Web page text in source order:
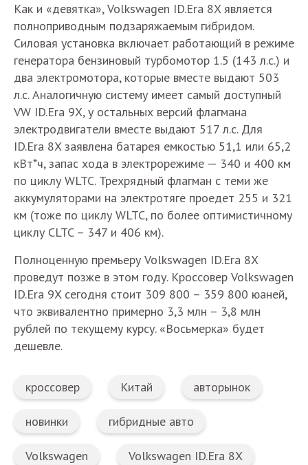
Как и «девятка», Volkswagen ID.Era 8X является
полноприводным подзаряжаемым гибридом.
Силовая установка включает работающий в режиме
генератора бензиновый турбомотор 1.5 (143 л.с.) и
два электромотора, которые вместе выдают 503
л.с. Аналогичную систему имеет самый доступный
VW ID.Era 9X, у остальных версий флагмана
электродвигатели вместе выдают 517 л.с. Для
ID.Era 8X заявлена батарея емкостью 51,1 или 65,2
кВт*ч, запас хода в электрорежиме — 340 и 400 км
по циклу WLTC. Трехрядный флагман с теми же
аккумуляторами на электротяге проедет 255 и 321
км (тоже по циклу WLTC, по более оптимистичному
циклу CLTC – 347 и 406 км).
Полноценную премьеру Volkswagen ID.Era 8X
проведут позже в этом году. Кроссовер Volkswagen
ID.Era 9X сегодня стоит 309 800 – 359 800 юаней,
что эквивалентно примерно 3,3 млн – 3,8 млн
рублей по текущему курсу. «Восьмерка» будет
дешевле.
кроссовер Китай авторынок
новинки гибридные авто
Volkswagen Volkswagen ID.Era 8X